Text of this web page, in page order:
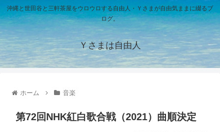
沖縄と世田谷と三軒茶屋をウロウロする自由人・Ｙさまが自由気ままに綴るブ
ログ。
Ｙさまは自由人
ホーム 音楽
第72回NHK紅白歌合戦（2021）曲順決定